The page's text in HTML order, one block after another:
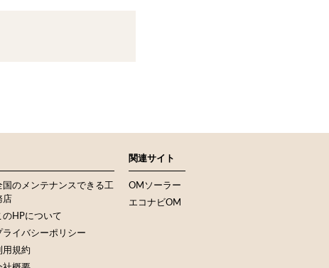
国のメンテナンスできる工
店
のHPについて
ライバシーポリシー
用規約
関連サイト
OMソーラー
エコナビOM